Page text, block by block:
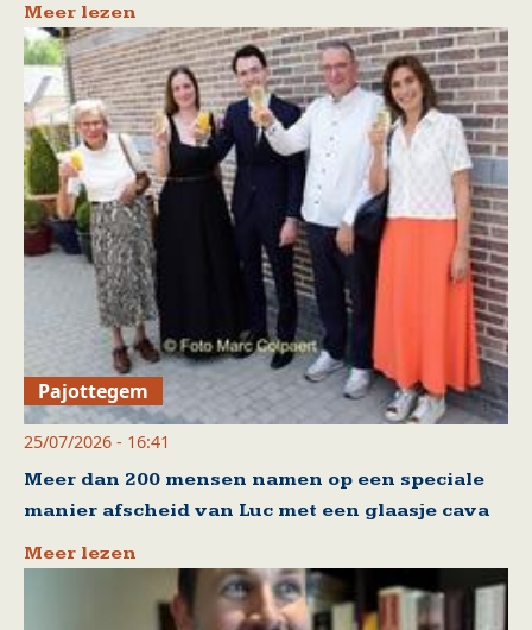
Meer lezen
Pajottegem
25/07/2026 - 16:41
Meer dan 200 mensen namen op een speciale
manier afscheid van Luc met een glaasje cava
Meer lezen